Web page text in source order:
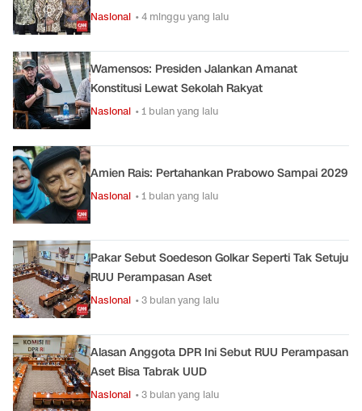
Nasional • 4 minggu yang lalu
Wamensos: Presiden Jalankan Amanat
Konstitusi Lewat Sekolah Rakyat
Nasional • 1 bulan yang lalu
Amien Rais: Pertahankan Prabowo Sampai 2029
Nasional • 1 bulan yang lalu
Pakar Sebut Soedeson Golkar Seperti Tak Setuju
RUU Perampasan Aset
Nasional • 3 bulan yang lalu
Alasan Anggota DPR Ini Sebut RUU Perampasan
Aset Bisa Tabrak UUD
Nasional • 3 bulan yang lalu